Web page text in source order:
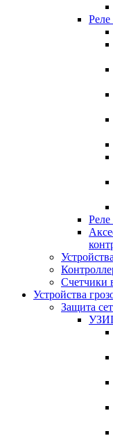
Реле
Счетчики
Устройства
Защита